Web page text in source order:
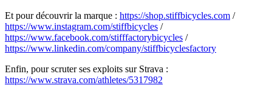
Et pour découvrir la marque : https://shop.stiffbicycles.com /
https://www.instagram.com/stiffbicycles /
https://www.facebook.com/stifffactorybicycles /
https://www.linkedin.com/company/stiffbicyclesfactory
Enfin, pour scruter ses exploits sur Strava :
https://www.strava.com/athletes/5317982